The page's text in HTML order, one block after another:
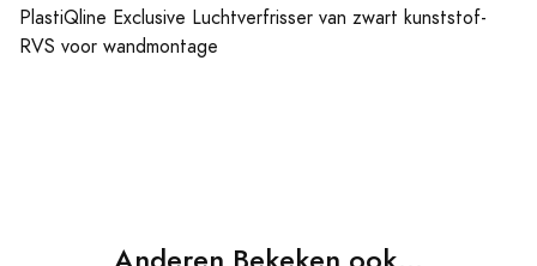
PlastiQline Exclusive Luchtverfrisser van zwart kunststof-
RVS voor wandmontage